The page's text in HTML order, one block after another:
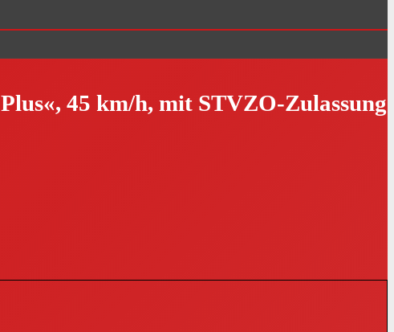
45 km/h, mit STVZO-Zulassung